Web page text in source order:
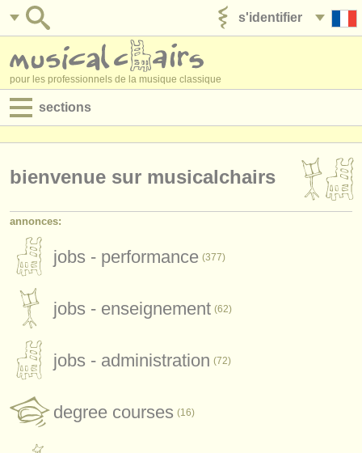
s'identifier
pour les professionnels de la musique classique
sections
jobs - administration
degree courses
stages/cours
concours/
instruments à vendre
instruments volés
annuaires:
bienvenue sur musicalchairs
annonces:
jobs - performance (377)
jobs - enseignement (62)
jobs - administration (72)
degree courses (16)